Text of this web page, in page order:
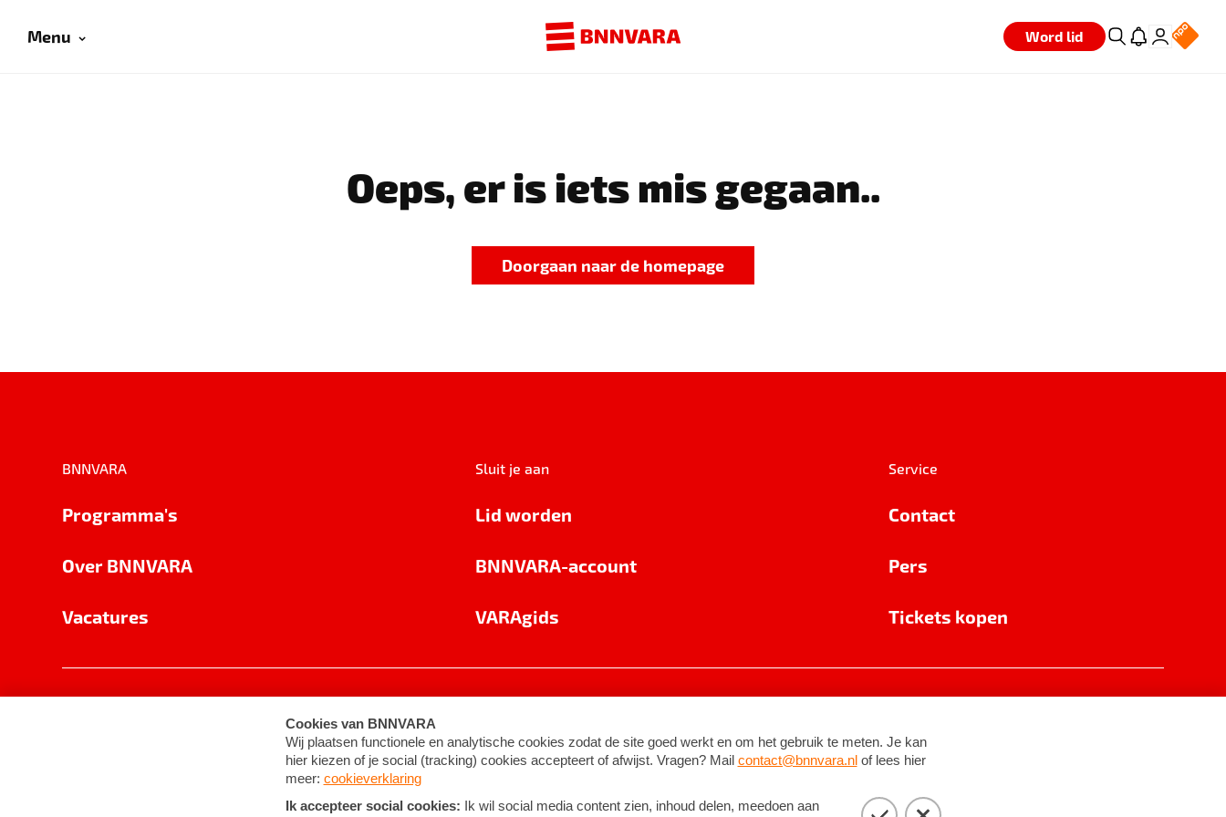
Menu Word lid
Oeps, er is iets mis gegaan..
Doorgaan naar de homepage
BNNVARA
Programma's
Over BNNVARA
Vacatures
Sluit je aan
Lid worden
BNNVARA-account
VARAgids
Service
Contact
Pers
Tickets kopen
Cookie-instellingen Algemene voorwaarden ©2026BNNVARA